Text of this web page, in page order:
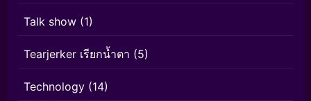
Talk show (1)
Tearjerker เรียกน้ำตา (5)
Technology (14)